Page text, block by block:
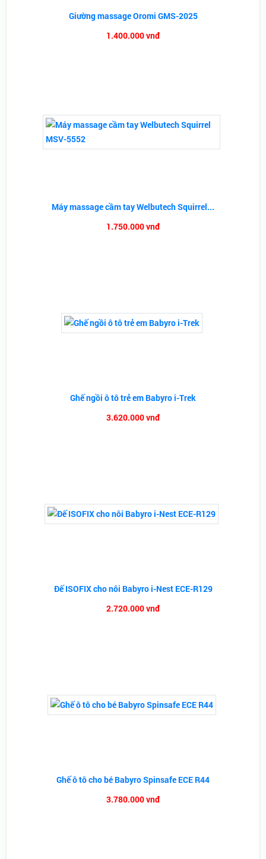
Giường massage Oromi GMS-2025
1.400.000 vnđ
Máy massage cầm tay Welbutech Squirrel...
1.750.000 vnđ
Ghế ngồi ô tô trẻ em Babyro i-Trek
3.620.000 vnđ
Đế ISOFIX cho nôi Babyro i-Nest ECE-R129
2.720.000 vnđ
Ghế ô tô cho bé Babyro Spinsafe ECE R44
3.780.000 vnđ